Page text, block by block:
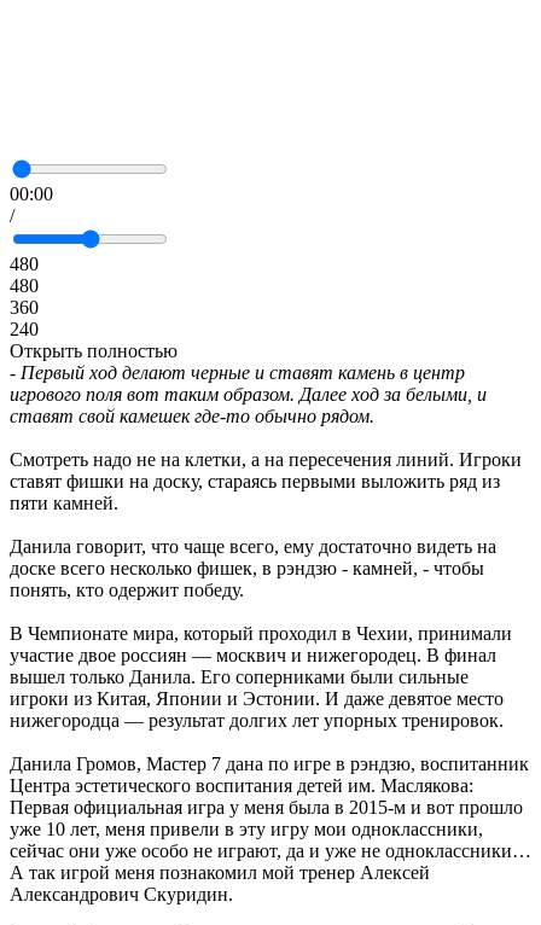
00:00
/
480
480
360
240
Открыть полностью
- Первый ход делают черные и ставят камень в центр
игрового поля вот таким образом. Далее ход за белыми, и
ставят свой камешек где-то обычно рядом.
Смотреть надо не на клетки, а на пересечения линий. Игроки
ставят фишки на доску, стараясь первыми выложить ряд из
пяти камней.
Данила говорит, что чаще всего, ему достаточно видеть на
доске всего несколько фишек, в рэндзю - камней, - чтобы
понять, кто одержит победу.
В Чемпионате мира, который проходил в Чехии, принимали
участие двое россиян — москвич и нижегородец. В финал
вышел только Данила. Его соперниками были сильные
игроки из Китая, Японии и Эстонии. И даже девятое место
нижегородца — результат долгих лет упорных тренировок.
Данила Громов, Мастер 7 дана по игре в рэндзю, воспитанник
Центра эстетического воспитания детей им. Маслякова:
Первая официальная игра у меня была в 2015-м и вот прошло
уже 10 лет, меня привели в эту игру мои одноклассники,
сейчас они уже особо не играют, да и уже не одноклассники…
А так игрой меня познакомил мой тренер Алексей
Александрович Скуридин.